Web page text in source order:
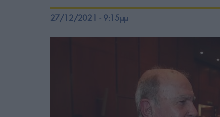
27/12/2021 - 9:15μμ